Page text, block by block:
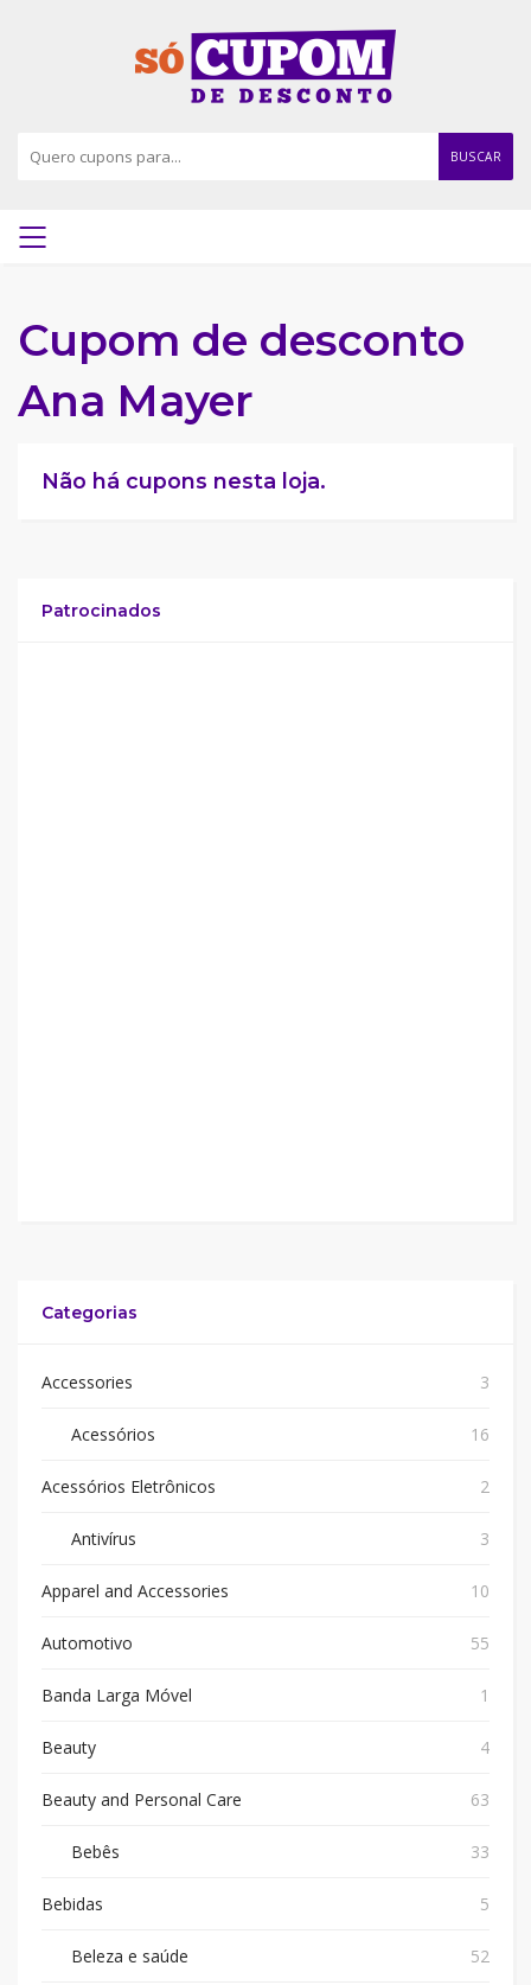
BUSCAR
Cupom de desconto
Ana Mayer
Não há cupons nesta loja.
Patrocinados
Categorias
Accessories 3
Acessórios 16
Acessórios Eletrônicos 2
Antivírus 3
Apparel and Accessories 10
Automotivo 55
Banda Larga Móvel 1
Beauty 4
Beauty and Personal Care 63
Bebês 33
Bebidas 5
Beleza e saúde 52